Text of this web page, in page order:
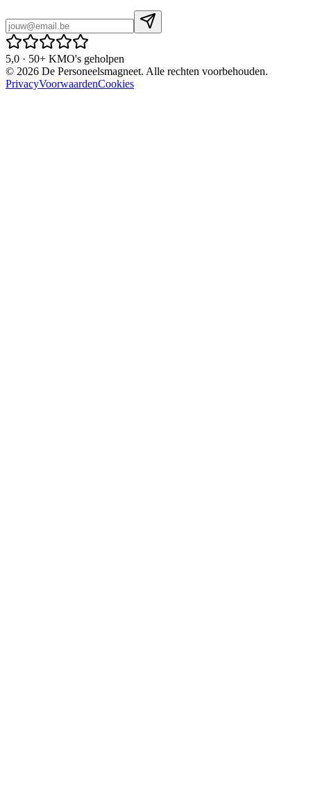
5,0 · 50+ KMO's geholpen
© 2026 De Personeelsmagneet. Alle rechten voorbehouden.
PrivacyVoorwaardenCookies